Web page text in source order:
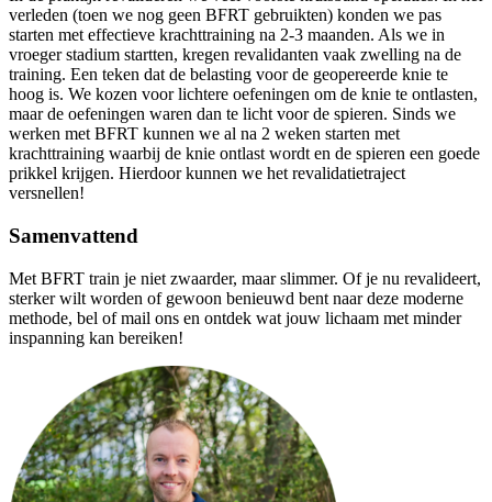
verleden (toen we nog geen BFRT gebruikten) konden we pas
starten met effectieve krachttraining na 2-3 maanden. Als we in
vroeger stadium startten, kregen revalidanten vaak zwelling na de
training. Een teken dat de belasting voor de geopereerde knie te
hoog is. We kozen voor lichtere oefeningen om de knie te ontlasten,
maar de oefeningen waren dan te licht voor de spieren. Sinds we
werken met BFRT kunnen we al na 2 weken starten met
krachttraining waarbij de knie ontlast wordt en de spieren een goede
prikkel krijgen. Hierdoor kunnen we het revalidatietraject
versnellen!
Samenvattend
Met BFRT train je niet zwaarder, maar slimmer. Of je nu revalideert,
sterker wilt worden of gewoon benieuwd bent naar deze moderne
methode, bel of mail ons en ontdek wat jouw lichaam met minder
inspanning kan bereiken!